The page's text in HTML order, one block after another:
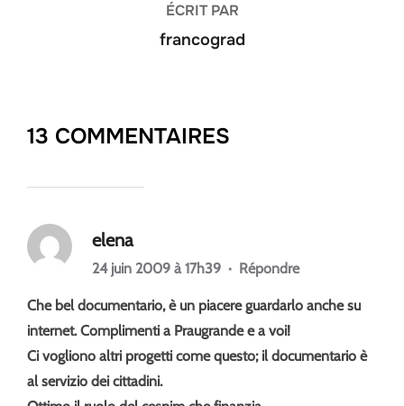
ÉCRIT PAR
francograd
13 COMMENTAIRES
elena
24 juin 2009 à 17h39 · Répondre
Che bel documentario, è un piacere guardarlo anche su
internet. Complimenti a Praugrande e a voi!
Ci vogliono altri progetti come questo; il documentario è
al servizio dei cittadini.